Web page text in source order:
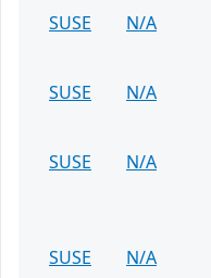
SUSE N/A
SUSE
N/A
SUSE
N/A
SUSE
N/A